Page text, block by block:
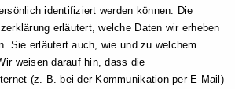
identifiziert werden können. Die
erläutert, welche Daten wir erheben
Sie erläutert auch, wie und zu welchem
weisen darauf hin, dass die
(z. B. bei der Kommunikation per E-Mail)